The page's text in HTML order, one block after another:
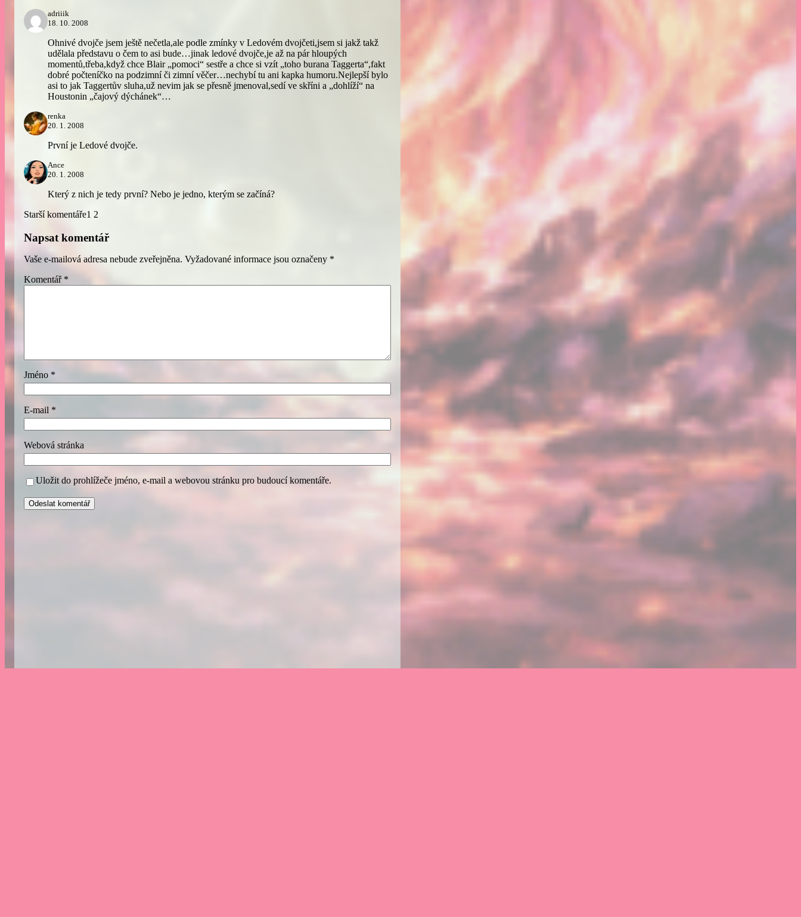
adriiik
18. 10. 2008
Ohnivé dvojče jsem ještě nečetla,ale podle zmínky v Ledovém dvojčeti,jsem si jakž takž
udělala představu o čem to asi bude…jinak ledové dvojče,je až na pár hloupých
momentů,třeba,když chce Blair „pomoci“ sestře a chce si vzít „toho burana Taggerta“,fakt
dobré počteníčko na podzimní či zimní věčer…nechybí tu ani kapka humoru.Nejlepší bylo
asi to jak Taggertův sluha,už nevim jak se přesně jmenoval,sedí ve skříni a „dohlíží“ na
Houstonin „čajový dýchánek“…
renka
20. 1. 2008
První je Ledové dvojče.
Ance
20. 1. 2008
Který z nich je tedy první? Nebo je jedno, kterým se začíná?
Starší komentáře1 2
Napsat komentář
Vaše e-mailová adresa nebude zveřejněna. Vyžadované informace jsou označeny *
Komentář *
Jméno *
E-mail *
Webová stránka
Uložit do prohlížeče jméno, e-mail a webovou stránku pro budoucí komentáře.